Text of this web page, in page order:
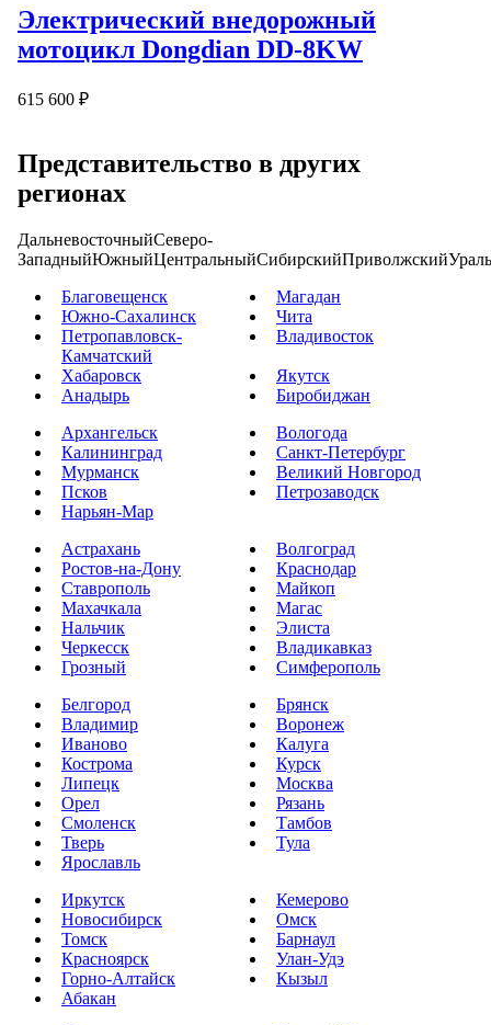
Электрический внедорожный
мотоцикл Dongdian DD-8KW
615 600 ₽
Представительство в других
регионах
ДальневосточныйСеверо-
ЗападныйЮжныйЦентральныйСибирскийПриволжский
Благовещенск
Магадан
Южно-Сахалинск
Чита
Петропавловск-
Камчатский
Владивосток
Хабаровск
Якутск
Анадырь
Биробиджан
Архангельск
Вологода
Калининград
Санкт-Петербург
Мурманск
Великий Новгород
Псков
Петрозаводск
Нарьян-Мар
Астрахань
Волгоград
Ростов-на-Дону
Краснодар
Ставрополь
Майкоп
Махачкала
Магас
Нальчик
Элиста
Черкесск
Владикавказ
Грозный
Симферополь
Белгород
Брянск
Владимир
Воронеж
Иваново
Калуга
Кострома
Курск
Липецк
Москва
Орел
Рязань
Смоленск
Тамбов
Тверь
Тула
Ярославль
Иркутск
Кемерово
Новосибирск
Омск
Томск
Барнаул
Красноярск
Улан-Удэ
Горно-Алтайск
Кызыл
Абакан